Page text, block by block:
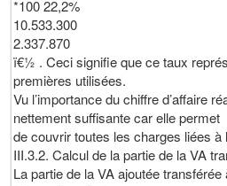
*100 22,2%
10.533.300
2.337.870
ï€½ . Ceci signifie que ce taux
premières utilisées.
Vu l’importance du chiffre d’affaire
nettement suffisante car elle permet
de couvrir toutes les charges liées à
III.3.2. Calcul de la partie de la VA
La partie de la VA ajoutée transférée